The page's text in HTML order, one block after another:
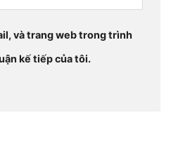
và trang web trong trình
kế tiếp của tôi.